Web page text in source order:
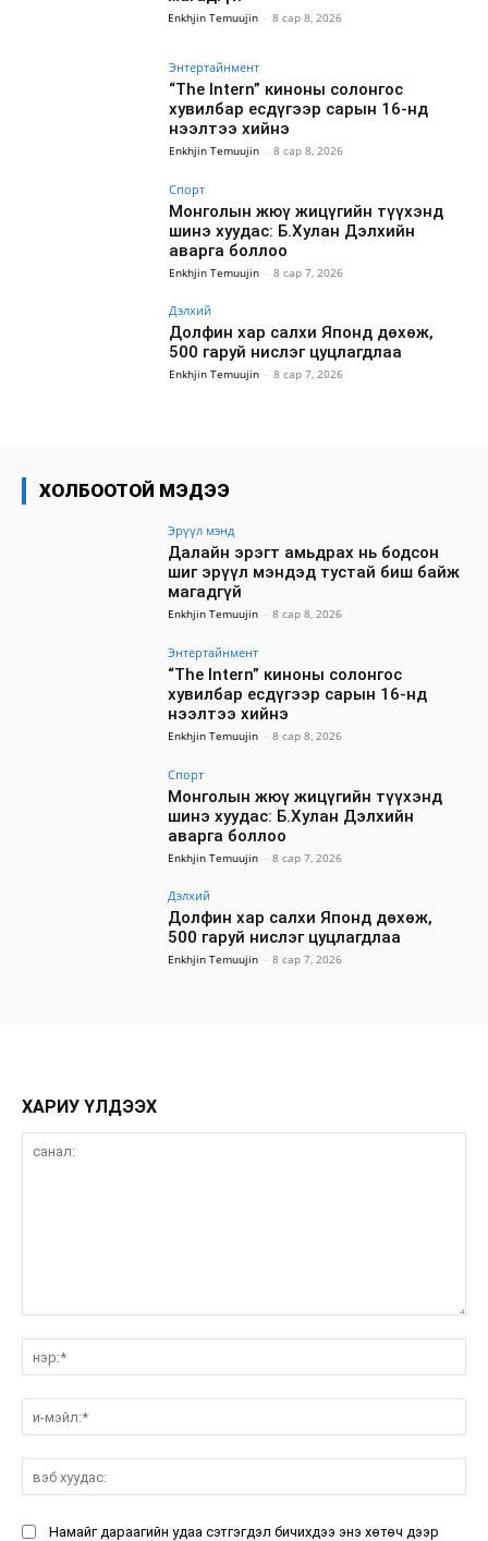
Enkhjin Temuujin - 8 сар 8, 2026
Энтертайнмент
“The Intern” киноны солонгос
хувилбар есдүгээр сарын 16-нд
нээлтээ хийнэ
Enkhjin Temuujin - 8 сар 8, 2026
Спорт
Монголын жюү жицүгийн түүхэнд
шинэ хуудас: Б.Хулан Дэлхийн
аварга боллоо
Enkhjin Temuujin - 8 сар 7, 2026
Дэлхий
Долфин хар салхи Японд дөхөж,
500 гаруй нислэг цуцлагдлаа
Enkhjin Temuujin - 8 сар 7, 2026
ХОЛБООТОЙ МЭДЭЭ
Эрүүл мэнд
Далайн эрэгт амьдрах нь бодсон
шиг эрүүл мэндэд тустай биш байж
магадгүй
Enkhjin Temuujin - 8 сар 8, 2026
Энтертайнмент
“The Intern” киноны солонгос
хувилбар есдүгээр сарын 16-нд
нээлтээ хийнэ
Enkhjin Temuujin - 8 сар 8, 2026
Спорт
Монголын жюү жицүгийн түүхэнд
шинэ хуудас: Б.Хулан Дэлхийн
аварга боллоо
Enkhjin Temuujin - 8 сар 7, 2026
Дэлхий
Долфин хар салхи Японд дөхөж,
500 гаруй нислэг цуцлагдлаа
Enkhjin Temuujin - 8 сар 7, 2026
ХАРИУ ҮЛДЭЭХ
Намайг дараагийн удаа сэтгэгдэл бичихдээ энэ хөтөч дээр